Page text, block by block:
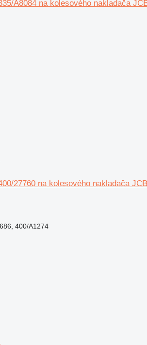
A8084 na kolesového nakladača
27760 na kolesového nakladača
400/A1274